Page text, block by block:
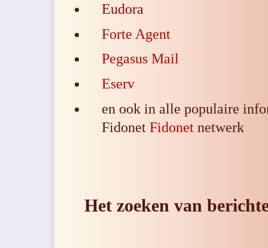
Eudora
Forte Agent
Pegasus Mail
Eserv
en ook in alle populaire
Fidonet Fidonetnetwerk
Het zoeken van